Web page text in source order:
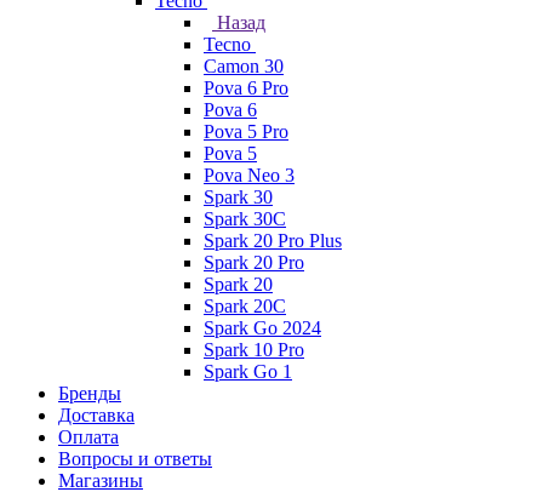
Назад
Tecno
Camon 30
Pova 6 Pro
Pova 6
Pova 5 Pro
Pova 5
Pova Neo 3
Spark 30
Spark 30C
Spark 20 Pro Plus
Spark 20 Pro
Spark 20
Spark 20C
Spark Go 2024
Spark 10 Pro
Spark Go 1
Бренды
Доставка
Оплата
Вопросы и ответы
Магазины